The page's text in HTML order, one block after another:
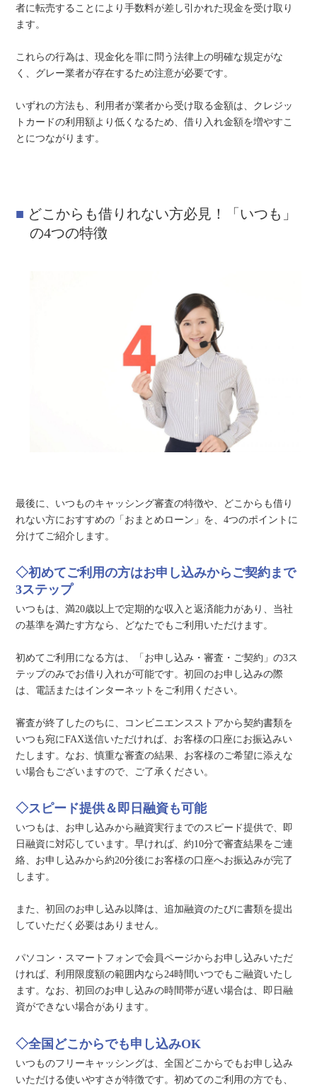
者に転売することにより手数料が差し引かれた現金を受け取り
ます。
これらの行為は、現金化を罪に問う法律上の明確な規定がな
く、グレー業者が存在するため注意が必要です。
いずれの方法も、利用者が業者から受け取る金額は、クレジッ
トカードの利用額より低くなるため、借り入れ金額を増やすこ
とにつながります。
どこからも借りれない方必見！「いつも」
の4つの特徴
最後に、いつものキャッシング審査の特徴や、どこからも借り
れない方におすすめの「おまとめローン」を、4つのポイントに
分けてご紹介します。
◇初めてご利用の方はお申し込みからご契約まで
3ステップ
いつもは、満20歳以上で定期的な収入と返済能力があり、当社
の基準を満たす方なら、どなたでもご利用いただけます。
初めてご利用になる方は、「お申し込み・審査・ご契約」の3ス
テップのみでお借り入れが可能です。初回のお申し込みの際
は、電話またはインターネットをご利用ください。
審査が終了したのちに、コンビニエンスストアから契約書類を
いつも宛にFAX送信いただければ、お客様の口座にお振込みい
たします。なお、慎重な審査の結果、お客様のご希望に添えな
い場合もございますので、ご了承ください。
◇スピード提供＆即日融資も可能
いつもは、お申し込みから融資実行までのスピード提供で、即
日融資に対応しています。早ければ、約10分で審査結果をご連
絡、お申し込みから約20分後にお客様の口座へお振込みが完了
します。
また、初回のお申し込み以降は、追加融資のたびに書類を提出
していただく必要はありません。
パソコン・スマートフォンで会員ページからお申し込みいただ
ければ、利用限度額の範囲内なら24時間いつでもご融資いたし
ます。なお、初回のお申し込みの時間帯が遅い場合は、即日融
資ができない場合があります。
◇全国どこからでも申し込みOK
いつものフリーキャッシングは、全国どこからでもお申し込み
いただける使いやすさが特徴です。初めてのご利用の方でも、